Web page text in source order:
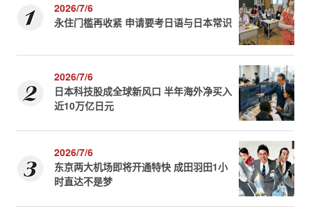
2026/7/6
永住门槛再收紧 申请要考日语与日本常识
2026/7/6
日本科技股成全球新风口 半年海外净买入
近10万亿日元
2026/7/6
东京两大机场即将开通特快 成田羽田1小
时直达不是梦